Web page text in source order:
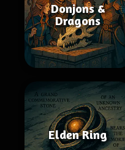
Donjons &
Dragons
Elden Ring